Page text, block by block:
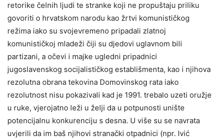
retorike čelnih ljudi te stranke koji ne propuštaju priliku
govoriti o hrvatskom narodu kao žrtvi komunističkog
režima iako su svojevremeno pripadali zlatnoj
komunističkoj mladeži čiji su djedovi uglavnom bili
partizani, a očevi i majke ugledni pripadnici
jugoslavenskog socijalističkog establišmenta, kao i njihova
rezolutna obrana tekovina Domovinskog rata iako
rezolutnost nisu pokazivali kad je 1991. trebalo uzeti oružje
u ruke, vjerojatno leži u želji da u potpunosti unište
potencijalnu konkurenciju s desna. U više su se navrata
uvjerili da im baš njihovi stranački otpadnici (npr. Ivić